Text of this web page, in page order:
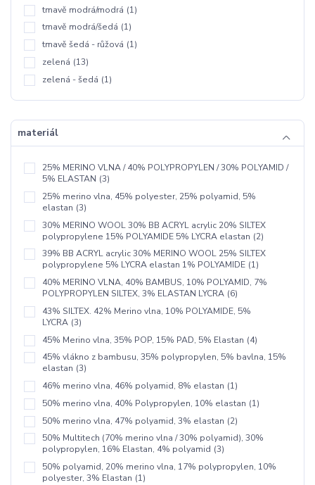
tmavě modrá/modrá (1)
tmavě modrá/šedá (1)
tmavě šedá - růžová (1)
zelená (13)
zelená - šedá (1)
materiál
25% MERINO VLNA / 40% POLYPROPYLEN / 30% POLYAMID /
5% ELASTAN (3)
25% merino vlna, 45% polyester, 25% polyamid, 5%
elastan (3)
30% MERINO WOOL 30% BB ACRYL acrylic 20% SILTEX
polypropylene 15% POLYAMIDE 5% LYCRA elastan (2)
39% BB ACRYL acrylic 30% MERINO WOOL 25% SILTEX
polypropylene 5% LYCRA elastan 1% POLYAMIDE (1)
40% MERINO VLNA, 40% BAMBUS, 10% POLYAMID, 7%
POLYPROPYLEN SILTEX, 3% ELASTAN LYCRA (6)
43% SILTEX. 42% Merino vlna, 10% POLYAMIDE, 5%
LYCRA (3)
45% Merino vlna, 35% POP, 15% PAD, 5% Elastan (4)
45% vlákno z bambusu, 35% polypropylen, 5% bavlna, 15%
elastan (3)
46% merino vlna, 46% polyamid, 8% elastan (1)
50% merino vlna, 40% Polypropylen, 10% elastan (1)
50% merino vlna, 47% polyamid, 3% elastan (2)
50% Multitech (70% merino vlna / 30% polyamid), 30%
polypropylen, 16% Elastan, 4% polyamid (3)
50% polyamid, 20% merino vlna, 17% polypropylen, 10%
polyester, 3% Elastan (1)